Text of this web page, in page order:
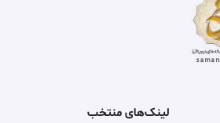
لینک‌های منتخب